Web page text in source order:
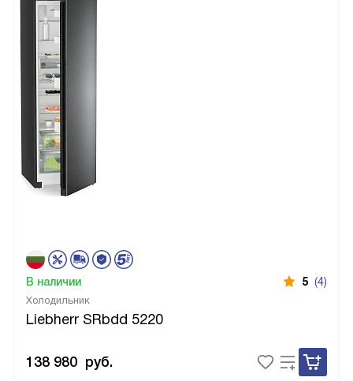
Холодильник
Liebherr SRbdd 5220
В наличии 5 (4)
138 980 руб.